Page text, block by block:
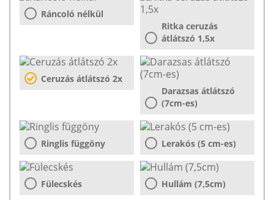
Ráncoló nélkül
Ritka ceruzás
átlátszó 1,5x
Ceruzás átlátszó 2x
Darazsas átlátszó
(7cm-es)
Ringlis függöny Lerakós (5 cm-es)
Fülecskés Hullám (7,5cm)